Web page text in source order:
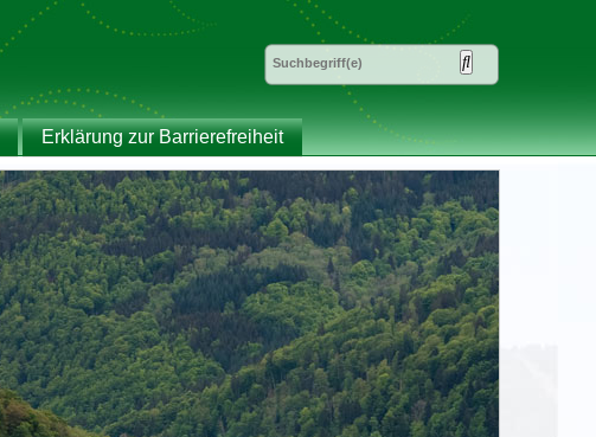
Erklärung zur Barrierefreiheit